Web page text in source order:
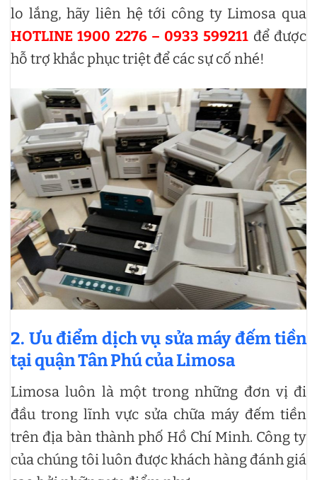
lo lắng, hãy liên hệ tới công ty Limosa qua
HOTLINE 1900 2276 – 0933 599211 để được
hỗ trợ khắc phục triệt để các sự cố nhé!
2. Ưu điểm dịch vụ sửa máy đếm tiền
tại quận Tân Phú của Limosa
Limosa luôn là một trong những đơn vị đi
đầu trong lĩnh vực sửa chữa máy đếm tiền
trên địa bàn thành phố Hồ Chí Minh. Công ty
của chúng tôi luôn được khách hàng đánh giá